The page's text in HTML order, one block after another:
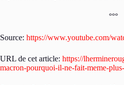
°°°
Source: https://www.youtube.com/
URL de cet article: https://
macron-pourquoi-il-ne-fait-meme-